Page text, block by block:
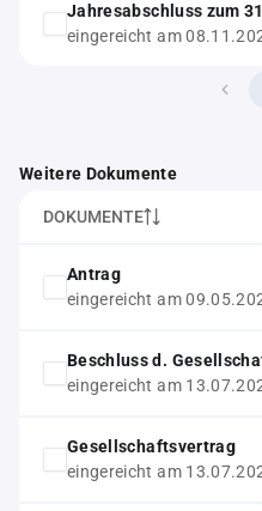
Jahresabschluss zum
eingereicht am
Weitere Dokumente
DOKUMENTE
Antrag
eingereicht am
Beschluss d.
eingereicht am
Gesellschaftsvertrag
eingereicht am